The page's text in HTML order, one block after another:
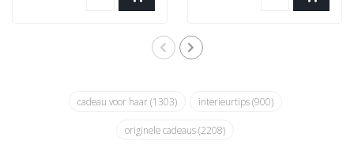
cadeau voor haar(1303) interieurtips(900)
originele cadeaus(2208)